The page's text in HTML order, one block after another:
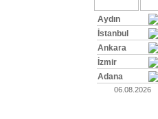
Aydın
İstanbul
Ankara
İzmir
Adana
06.08.2026